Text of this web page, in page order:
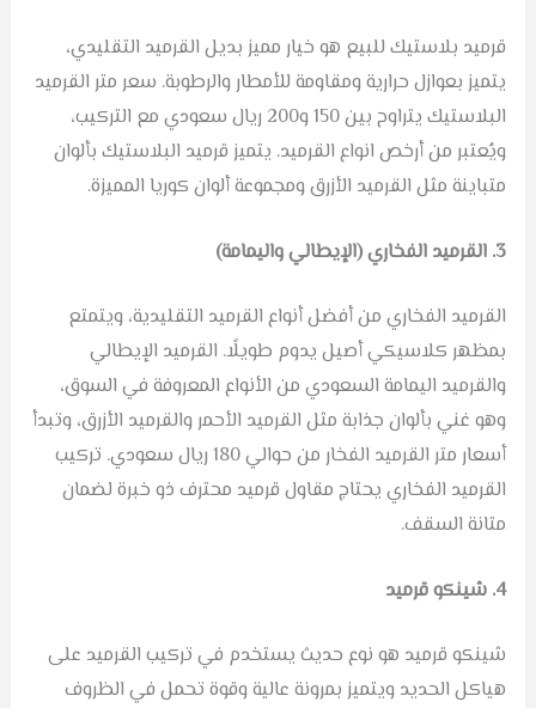
قرميد بلاستيك للبيع هو خيار مميز بديل القرميد التقليدي،
يتميز بعوازل حرارية ومقاومة للأمطار والرطوبة. سعر متر القرميد
البلاستيك يتراوح بين 150 و200 ريال سعودي مع التركيب،
ويُعتبر من أرخص انواع القرميد. يتميز قرميد البلاستيك بألوان
متباينة مثل القرميد الأزرق ومجموعة ألوان كوريا المميزة.
3. القرميد الفخاري (الإيطالي واليمامة)
القرميد الفخاري من أفضل أنواع القرميد التقليدية، ويتمتع
بمظهر كلاسيكي أصيل يدوم طويلًا. القرميد الإيطالي
والقرميد اليمامة السعودي من الأنواع المعروفة في السوق،
وهو غني بألوان جذابة مثل القرميد الأحمر والقرميد الأزرق، وتبدأ
أسعار متر القرميد الفخار من حوالي 180 ريال سعودي. تركيب
القرميد الفخاري يحتاج مقاول قرميد محترف ذو خبرة لضمان
متانة السقف.
4. شينكو قرميد
شينكو قرميد هو نوع حديث يستخدم في تركيب القرميد على
هياكل الحديد ويتميز بمرونة عالية وقوة تحمل في الظروف